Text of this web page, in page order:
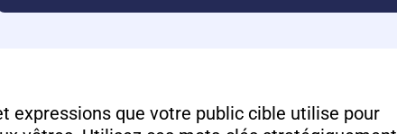
expressions que votre public cible utilise pour